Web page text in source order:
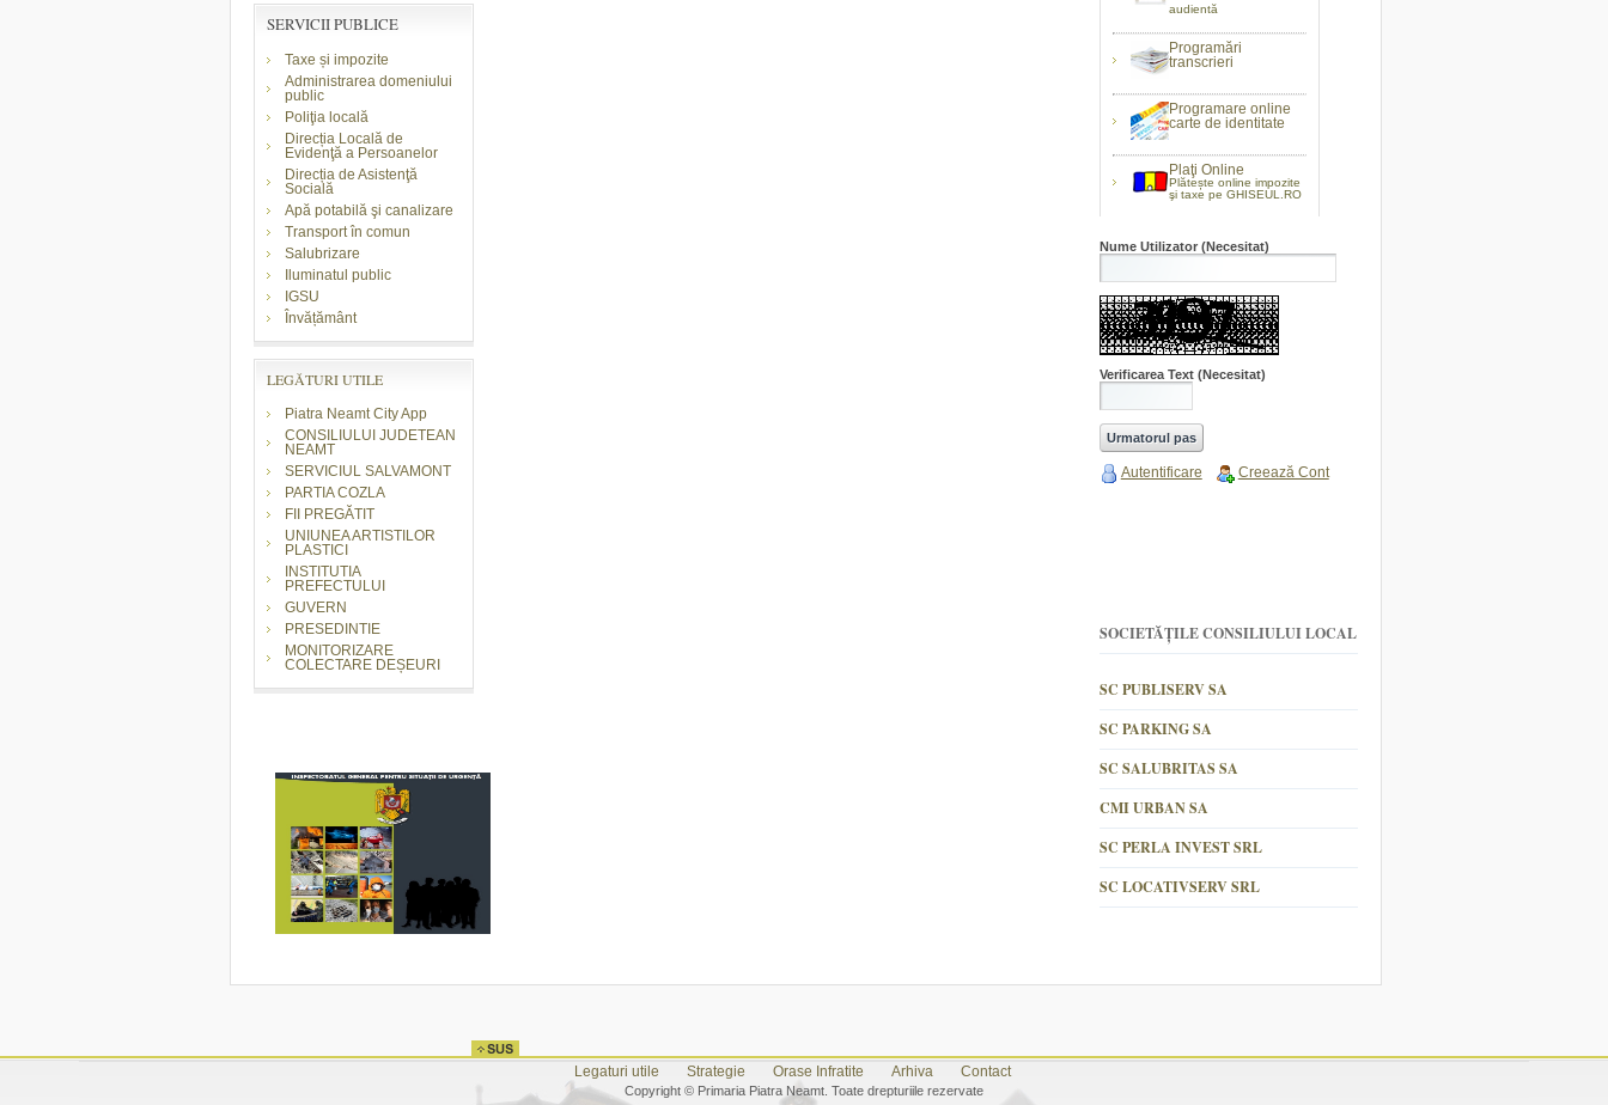
SERVICII PUBLICE
Taxe și impozite
Administrarea domeniului
public
Poliţia locală
Direcția Locală de
Evidenţă a Persoanelor
Direcția de Asistenţă
Socială
Apă potabilă şi canalizare
Transport în comun
Salubrizare
Iluminatul public
IGSU
Învățământ
LEGĂTURI UTILE
Piatra Neamt City App
CONSILIULUI JUDETEAN
NEAMT
SERVICIUL SALVAMONT
PARTIA COZLA
FII PREGĂTIT
UNIUNEA ARTISTILOR
PLASTICI
INSTITUTIA
PREFECTULUI
GUVERN
PRESEDINTIE
MONITORIZARE
COLECTARE DEȘEURI
audientă
Programări
transcrieri
Programare online
carte de identitate
Plaţi Online
Plătește online impozite
şi taxe pe GHISEUL.RO
Nume Utilizator (Necesitat)
Verificarea Text (Necesitat)
Autentificare Creează Cont
SOCIETĂȚILE CONSILIULUI LOCAL
SC PUBLISERV SA
SC PARKING SA
SC SALUBRITAS SA
CMI URBAN SA
SC PERLA INVEST SRL
SC LOCATIVSERV SRL
Legaturi utile Strategie Orase Infratite Arhiva Contact
Copyright © Primaria Piatra Neamt. Toate drepturiile rezervate